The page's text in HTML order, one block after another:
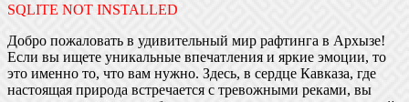
SQLITE NOT INSTALLED
Добро пожаловать в удивительный мир рафтинга в Архызе!
Если вы ищете уникальные впечатления и яркие эмоции, то
это именно то, что вам нужно. Здесь, в сердце Кавказа, где
настоящая природа встречается с тревожными реками, вы